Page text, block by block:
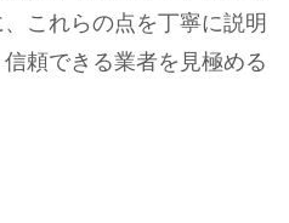
これらの点を丁寧に説明
頼できる業者を見極める